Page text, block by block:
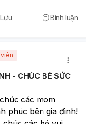
Lưu Bình luận
- CHÚC BÉ SỨC
các mom